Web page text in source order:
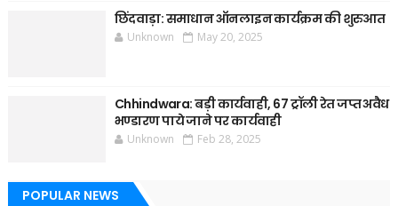
छिंदवाड़ा: समाधान ऑनलाइन कार्यक्रम की शुरुआत
Unknown May 20, 2025
Chhindwara: बड़ी कार्यवाही, 67 ट्रॉली रेत जप्त अवैध
भण्डारण पाये जाने पर कार्यवाही
Unknown Feb 28, 2025
POPULAR NEWS